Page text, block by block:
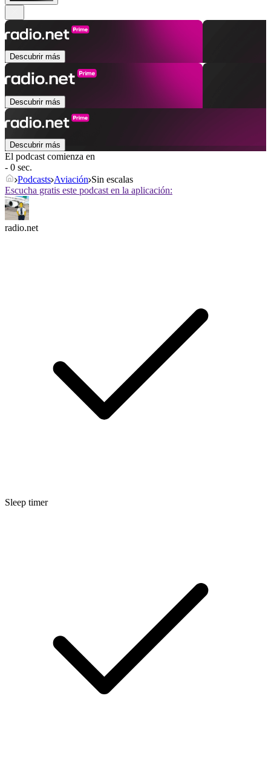
Descubrir más
Descubrir más
Descubrir más
El podcast comienza en
- 0 sec.
Podcasts Aviación Sin escalas
Escucha gratis este podcast en la aplicación:
radio.net
Sleep timer